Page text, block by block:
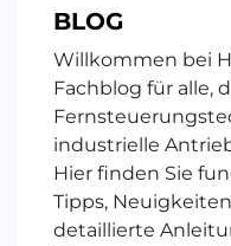
BLOG
Willkommen bei
Fachblog für alle,
industrielle
Hier finden Sie
Tipps,
detaillierte